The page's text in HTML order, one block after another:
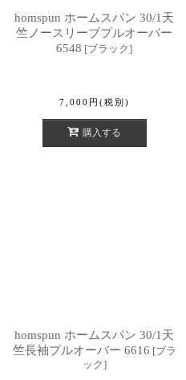
homspun ホームスパン 30/1天
竺ノースリーブプルオーバー
6548 [ブラック]
7,000 円 (税別)
購入する
homspun ホームスパン 30/1天
竺長袖プルオーバー 6616 [ブラ
ック]